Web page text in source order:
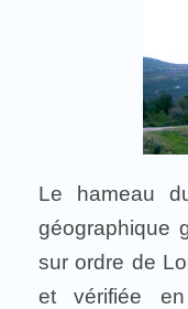
Le hameau
géographique
sur ordre de
et vérifiée